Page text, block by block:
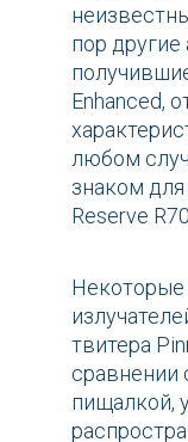
пор
Enhanced,
любом
знаком
Reserve
Некоторые
твитера
сравнении
пищалкой,